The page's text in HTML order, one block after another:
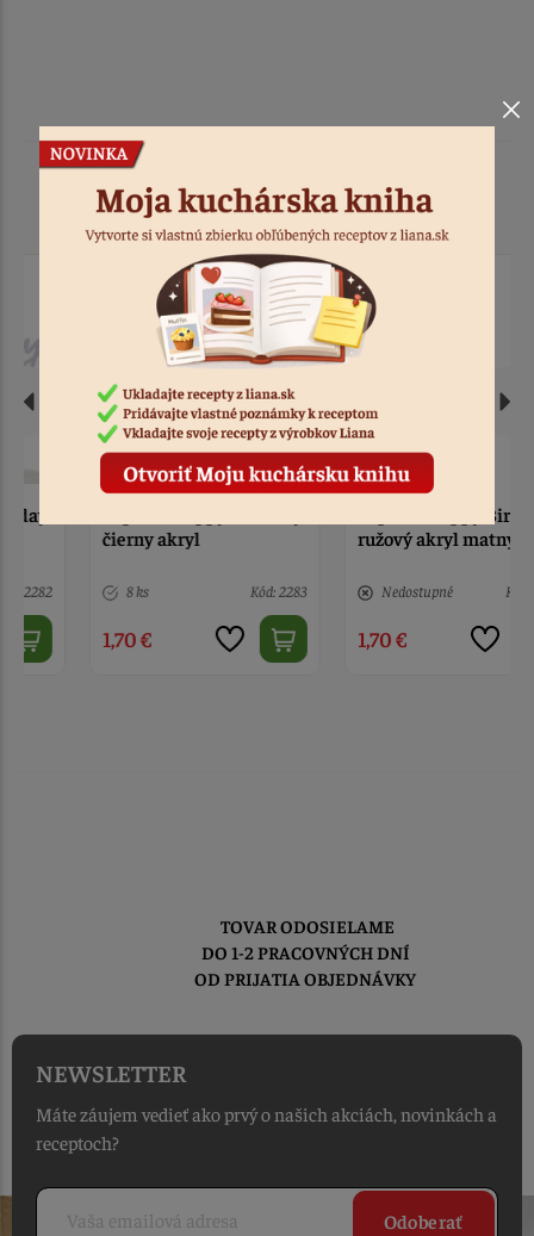
Podobné produkty
čierny akryl
Zápich - Happy Birthday,
ružový akryl matný
Nedostupné Kód: 2288
TOVAR ODOSIELAME
DO 1-2 PRACOVNÝCH DNÍ
OD PRIJATIA OBJEDNÁVKY
NEWSLETTER
Máte záujem vedieť ako prvý o našich akciách, novinkách a
receptoch?
Odoberať